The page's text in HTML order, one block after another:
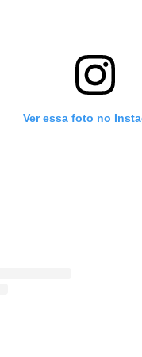
Ver essa foto no